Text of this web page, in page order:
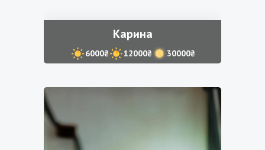
Карина
6000₴ 12000₴ 30000₴